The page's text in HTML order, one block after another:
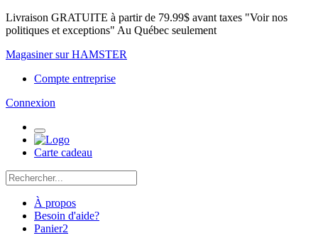
Livraison GRATUITE à partir de 79.99$ avant taxes "Voir nos
politiques et exceptions" Au Québec seulement
Magasiner sur HAMSTER
Compte entreprise
Connexion
Carte cadeau
À propos
Besoin d'aide?
Panier2